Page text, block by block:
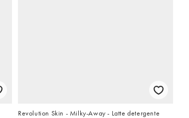
Revolution Skin - Milky-Away - Latte detergente